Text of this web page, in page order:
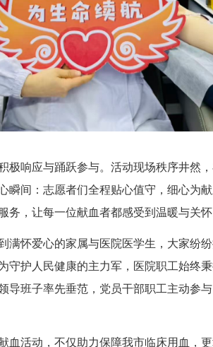
极响应与踊跃参与。活动现场秩序井然
间：志愿者们全程贴心值守，细心为
，让每一位献血者都感受到温暖与关怀
满怀爱心的家属与医院医学生，大家纷
护人民健康的主力军，医院职工始终
导班子率先垂范，党员干部职工主动参
血活动，不仅助力保障我市临床用血，